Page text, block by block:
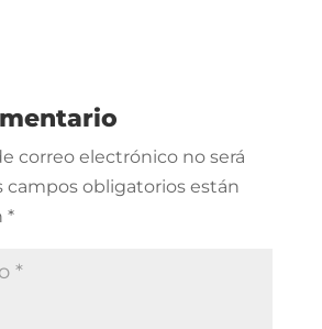
correo electrónico no será
campos obligatorios están
*